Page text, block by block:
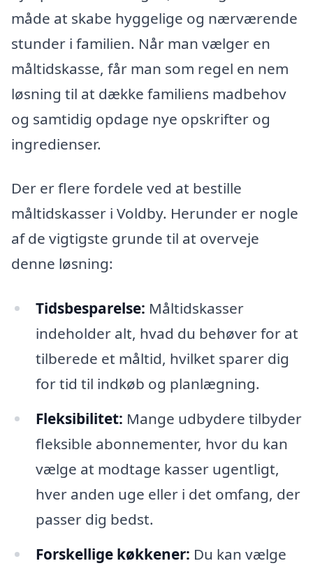
måde at skabe hyggelige og nærværende
stunder i familien. Når man vælger en
måltidskasse, får man som regel en nem
løsning til at dække familiens madbehov
og samtidig opdage nye opskrifter og
ingredienser.
Der er flere fordele ved at bestille
måltidskasser i Voldby. Herunder er nogle
af de vigtigste grunde til at overveje
denne løsning:
Tidsbesparelse: Måltidskasser
indeholder alt, hvad du behøver for at
tilberede et måltid, hvilket sparer dig
for tid til indkøb og planlægning.
Fleksibilitet: Mange udbydere tilbyder
fleksible abonnementer, hvor du kan
vælge at modtage kasser ugentligt,
hver anden uge eller i det omfang, der
passer dig bedst.
Forskellige køkkener: Du kan vælge